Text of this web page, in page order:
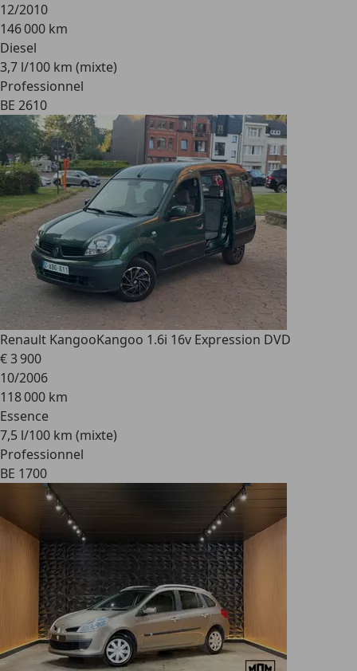
12/2010
146 000 km
Diesel
3,7 l/100 km (mixte)
Professionnel
BE 2610
Renault KangooKangoo 1.6i 16v Expression DVD
€ 3 900
10/2006
118 000 km
Essence
7,5 l/100 km (mixte)
Professionnel
BE 1700